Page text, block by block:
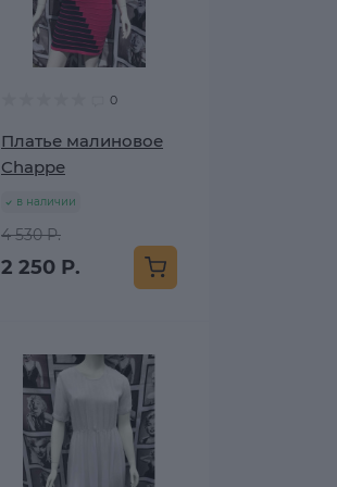
0
Платье малиновое
Chappe
в наличии
4 530 Р.
2 250 Р.